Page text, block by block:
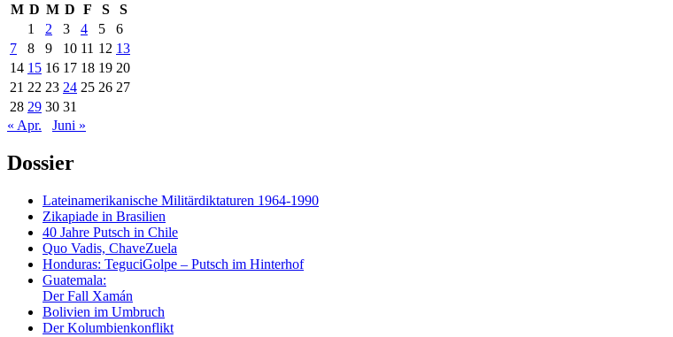
M D M D F S
S
1
2 3 4 5
6
7
8 9 10 11 12 13
14 15 16 17 18 19 20
21 22 23 24 25 26 27
28 29 30 31
« Apr.
Juni »
Dossier
Lateinamerikanische Militärdiktaturen 1964-1990
Zikapiade in Brasilien
40 Jahre Putsch in Chile
Quo Vadis, ChaveZuela
Honduras: TeguciGolpe – Putsch im Hinterhof
Guatemala:
Der Fall Xamán
Bolivien im Umbruch
Der Kolumbienkonflikt